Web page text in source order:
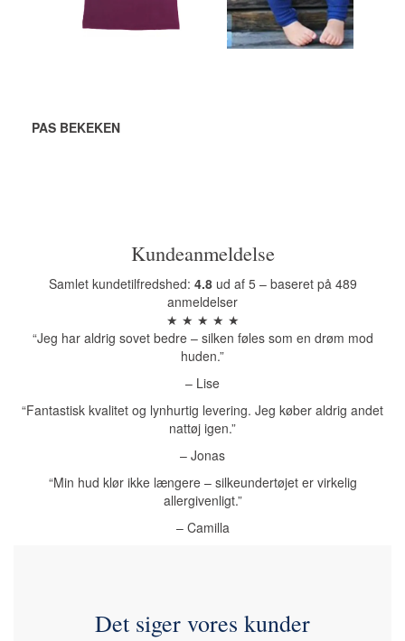
Bekijk alle opties Bekijk alle opties
PAS BEKEKEN
Kundeanmeldelse
Samlet kundetilfredshed: 4.8ud af 5 – baseret på 489
anmeldelser
★ ★ ★ ★ ★
“Jeg har aldrig sovet bedre – silken føles som en drøm mod
huden.”
– Lise
“Fantastisk kvalitet og lynhurtig levering. Jeg køber aldrig andet
nattøj igen.”
– Jonas
“Min hud klør ikke længere – silkeundertøjet er virkelig
allergivenligt.”
– Camilla
Det siger vores kunder